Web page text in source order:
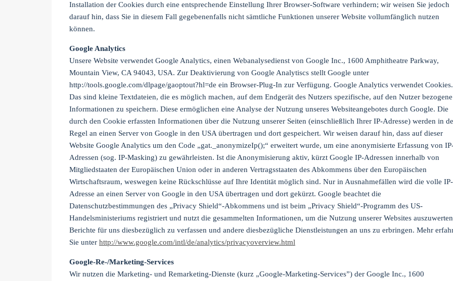
Installation der Cookies durch eine entsprechende Einstellung Ihrer Browser-Software verhindern; wir weisen Sie jedoch
darauf hin, dass Sie in diesem Fall gegebenenfalls nicht sämtliche Funktionen unserer Website vollumfänglich nutzen
können.
Google Analytics
Unsere Website verwendet Google Analytics, einen Webanalysedienst von Google Inc., 1600 Amphitheatre Parkway,
Mountain View, CA 94043, USA. Zur Deaktivierung von Google Analytiscs stellt Google unter
http://tools.google.com/dlpage/gaoptout?hl=de ein Browser-Plug-In zur Verfügung. Google Analytics verwendet Cookies.
Das sind kleine Textdateien, die es möglich machen, auf dem Endgerät des Nutzers spezifische, auf den Nutzer bezogene
Informationen zu speichern. Diese ermöglichen eine Analyse der Nutzung unseres Websiteangebotes durch Google. Die
durch den Cookie erfassten Informationen über die Nutzung unserer Seiten (einschließlich Ihrer IP-Adresse) werden in
Regel an einen Server von Google in den USA übertragen und dort gespeichert. Wir weisen darauf hin, dass auf dieser
Website Google Analytics um den Code „gat._anonymizeIp();“ erweitert wurde, um eine anonymisierte Erfassung von
Adressen (sog. IP-Masking) zu gewährleisten. Ist die Anonymisierung aktiv, kürzt Google IP-Adressen innerhalb von
Mitgliedstaaten der Europäischen Union oder in anderen Vertragsstaaten des Abkommens über den Europäischen
Wirtschaftsraum, weswegen keine Rückschlüsse auf Ihre Identität möglich sind. Nur in Ausnahmefällen wird die volle IP-
Adresse an einen Server von Google in den USA übertragen und dort gekürzt. Google beachtet die
Datenschutzbestimmungen des „Privacy Shield“-Abkommens und ist beim „Privacy Shield“-Programm des US-
Handelsministeriums registriert und nutzt die gesammelten Informationen, um die Nutzung unserer Websites
Berichte für uns diesbezüglich zu verfassen und andere diesbezügliche Dienstleistungen an uns zu erbringen. Mehr
Sie unter http://www.google.com/intl/de/analytics/privacyoverview.html
Google-Re-/Marketing-Services
Wir nutzen die Marketing- und Remarketing-Dienste (kurz „Google-Marketing-Services”) der Google Inc., 1600